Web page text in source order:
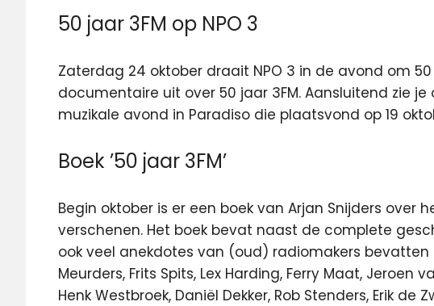
50 jaar 3FM op NPO 3
Zaterdag 24 oktober draait NPO 3 in de avond om 50
documentaire uit over 50 jaar 3FM. Aansluitend zie
muzikale avond in Paradiso die plaatsvond op 19
Boek ’50 jaar 3FM’
Begin oktober is er een boek van Arjan Snijders over
verschenen. Het boek bevat naast de complete
ook veel anekdotes van (oud) radiomakers bevatten
Meurders, Frits Spits, Lex Harding, Ferry Maat, Jeroen
Henk Westbroek, Daniël Dekker, Rob Stenders, Erik de